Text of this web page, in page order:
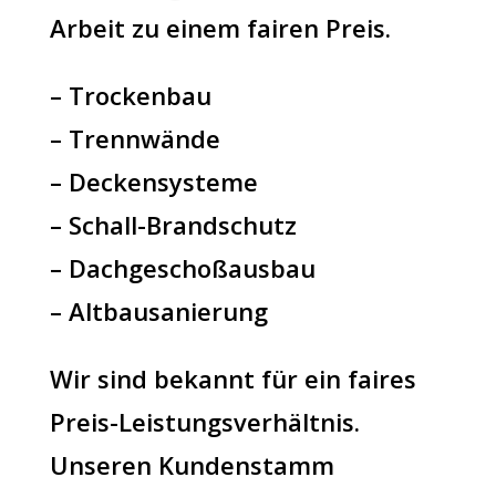
Arbeit zu einem fairen Preis.
– Trockenbau
– Trennwände
– Deckensysteme
– Schall-Brandschutz
– Dachgeschoßausbau
– Altbausanierung
Wir sind bekannt für ein faires
Preis-Leistungsverhältnis.
Unseren Kundenstamm